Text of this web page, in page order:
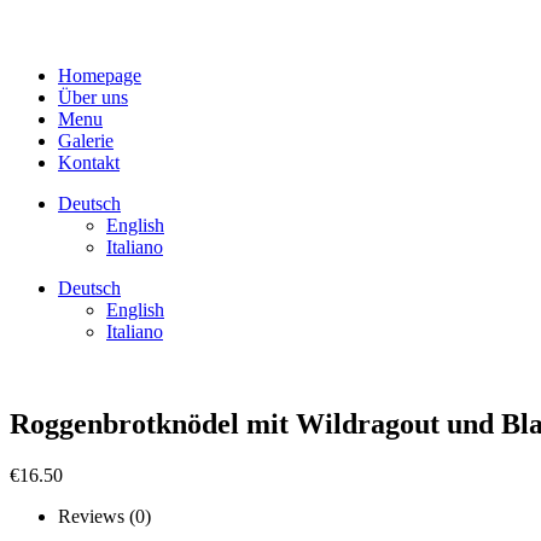
Homepage
Über uns
Menu
Galerie
Kontakt
Deutsch
English
Italiano
Deutsch
English
Italiano
Roggenbrotknödel mit Wildragout und
€16.50
Reviews (0)